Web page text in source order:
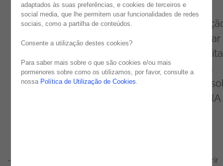
Director na Noesis a falar sobre o poder e
desafios do AI e como pode a sua
melhorar o envolvimento do cliente e moldar
futuro do seu negócio, tornando-o mais
E também com Javier Quintana Rios, South
EMEA Partner Manager da Sitecore, a falar
e a IA
- O poder e os desafios da Inteligência Artificial: Descobrir
adaptados às suas preferências, e cookies de terceiros e
social media, que lhe permitem usar funcionalidades de redes
sociais, como a partilha de conteúdos.
Consente a utilização destes cookies?
Para saber mais sobre o que são cookies e/ou mais
pormenores sobre como os utilizamos, por favor, consulte a
nossa Política de Utilização de Cookies